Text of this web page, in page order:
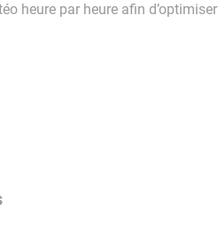
heure par heure afin d’optimiser